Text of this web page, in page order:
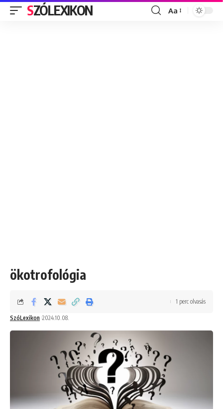
SZÓLEXIKON
Font
Aa
ökotrofológia
SzóLexikon 2024.10.08.
1 perc olvasás